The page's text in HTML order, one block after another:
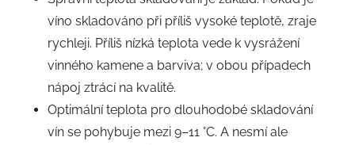
víno skladováno při příliš vysoké teplotě, zraje
rychleji. Příliš nízká teplota vede k vysrážení
vinného kamene a barviva; v obou případech
nápoj ztrácí na kvalitě.
Optimální teplota pro dlouhodobé skladování
vín se pohybuje mezi 9–11 °C. A nesmí ale